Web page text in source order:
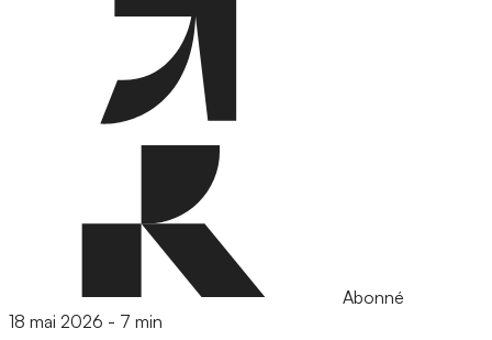
Abonné
18 mai 2026 - 7 min